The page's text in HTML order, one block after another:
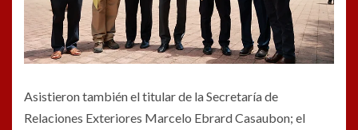
Asistieron también el titular de la Secretaría de
Relaciones Exteriores Marcelo Ebrard Casaubon; el